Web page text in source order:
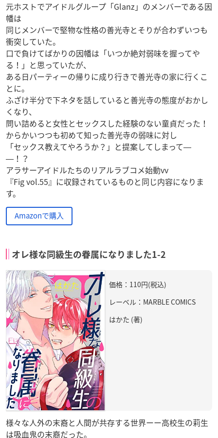
元ホストでアイドルグループ「Glanz」のメンバーである因
幡は
同じメンバーで堅物な性格の善光寺とそりが合わずいつも
衝突していた。
口で負けてばかりの因幡は「いつか絶対弱味を握ってや
る！」と思っていたが、
ある日パーティーの帰りに成り行きで善光寺の家に行くこ
とに。
ふざけ半分で下ネタを話していると善光寺の態度がおかし
くなり、
問い詰めると女性とセックスした経験のない童貞だった！
からかいつつも初めて知った善光寺の弱味に対し
「セックス教えてやろうか？」と提案してしまって―
―！？
アラサーアイドルたちのリアルラブコメ始動vv
『Fig vol.55』に収録されているものと同じ内容になりま
す。
Amazonで購入
オレ様な同級生の眷属になりました1-2
価格：110円(税込)
レーベル：MARBLE COMICS
はかた (著)
様々な人外の末裔と人間が共存する世界ーー高校生の莉生
は吸血鬼の末裔だった。